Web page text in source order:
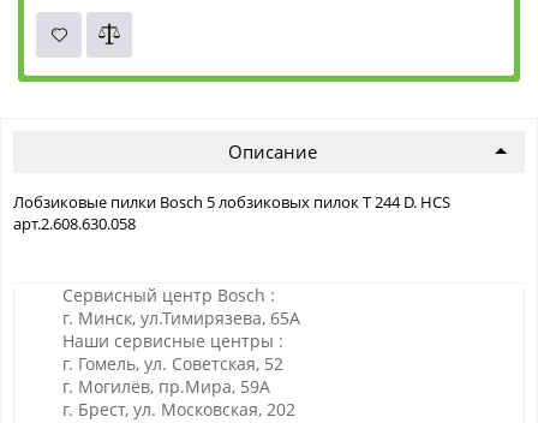
Описание
Лобзиковые пилки Bosch 5 лобзиковых пилок T 244 D. HCS
арт.2.608.630.058
Сервисный центр Bosch :
г. Минск, ул.Тимирязева, 65А
Наши сервисные центры :
г. Гомель, ул. Советская, 52
г. Могилёв, пр.Мира, 59А
г. Брест, ул. Московская, 202